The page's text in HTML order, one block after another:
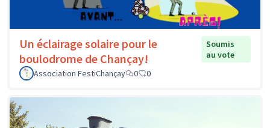
Un éclairage solaire pour le
boulodrome de Chançay!
Soumis
au vote
Association FestiChançay
0 0